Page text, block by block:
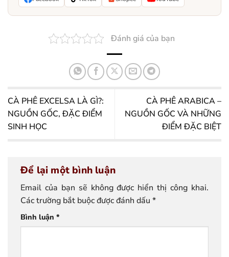
Đánh giá của bạn
CÀ PHÊ EXCELSA LÀ GÌ?:
NGUỒN GỐC, ĐẶC ĐIỂM
SINH HỌC
CÀ PHÊ ARABICA –
NGUỒN GỐC VÀ NHỮNG
ĐIỂM ĐẶC BIỆT
Để lại một bình luận
Email của bạn sẽ không được hiển thị công khai.
Các trường bắt buộc được đánh dấu *
Bình luận *